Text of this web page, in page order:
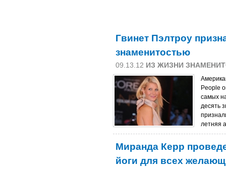
Гвинет Пэлтроу
знаменитостью
09.13.12 ИЗ ЖИЗНИ
People
самых
десять
летняя
Миранда Керр
йоги для всех